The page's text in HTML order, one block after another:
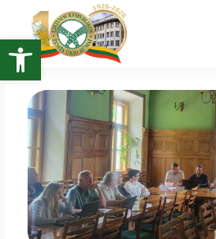
Open toolbar
turinio